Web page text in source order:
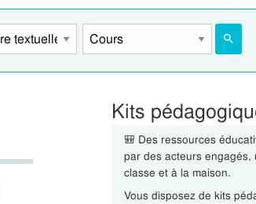
Kits
🎒 Des ressources
par des acteurs engagés,
classe et à la maison.
Vous disposez de kits